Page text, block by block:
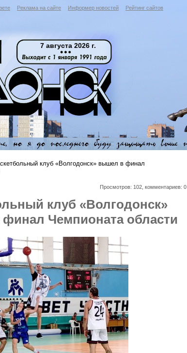
Реклама на сайте Информер новостей Рейтинг сайтов
7 августа 2026 г.
клуб «Волгодонск» вышел в финал
Просмотров: 102, комментариев: 0
клуб «Волгодонск»
Чемпионата области